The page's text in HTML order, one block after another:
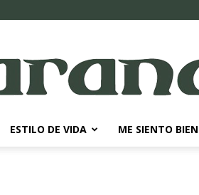
ESTILO DE VIDA ME SIENTO BIEN